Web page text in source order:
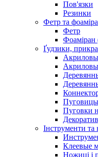
Пов'язки
Резинки
Фетр та
Фетр
Ґудзики,
Пуговки
Інструменти та
Клеевые
Ножиці і